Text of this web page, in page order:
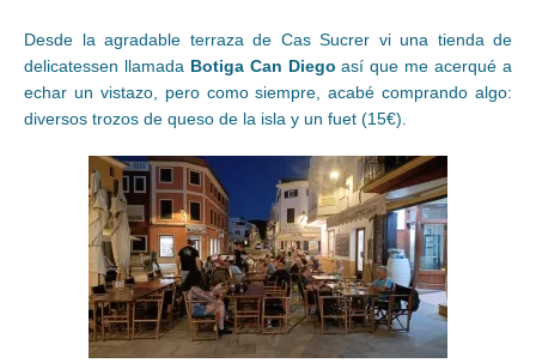
Desde la agradable terraza de Cas Sucrer vi una tienda de
delicatessen llamada Botiga Can Diego así que me acerqué a
echar un vistazo, pero como siempre, acabé comprando algo:
diversos trozos de queso de la isla y un fuet (15€).